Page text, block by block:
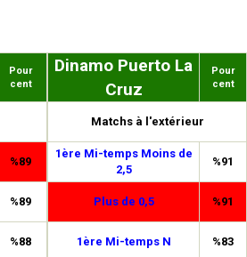
Pour
cent
%89
%89
%88
Dinamo Puerto La
Cruz
Pour
cent
Matchs à l'extérieur
1ère Mi-temps Moins de
2,5
%91
Plus de 0,5 %91
1ère Mi-temps N %83